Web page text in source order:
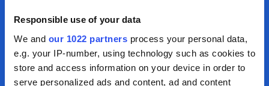
Responsible use of your data
We and our 1022 partners process your personal data,
e.g. your IP-number, using technology such as cookies to
store and access information on your device in order to
serve personalized ads and content, ad and content
Kontakt oss
Du skal alltid få god hjelp og veiledning av alle
som jobber i Motty. Våre rådgivere har lang